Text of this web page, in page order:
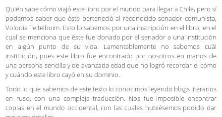
Quién sabe cómo viajó este libro por el mundo para llegar a Chile, pero sí
podemos saber que éste perteneció al reconocido senador comunista,
Volodia Teitelboim. Esto lo sabemos por una inscripción en el libro, en el
cual se menciona que éste fue donado por el senador a una institución
en algún punto de su vida. Lamentablemente no sabemos cuál
institución, pues este libro fue encontrado por nosotros en manos de
una persona sencilla y de avanzada edad que no logró recordar el cómo
y cuándo este libro cayó en su dominio.
Todo lo que sabemos de este texto lo conocimos leyendo blogs literarios
en ruso, con una compleja traducción. Nos fue imposible encontrar
copias en el mundo occidental, con las cuales hubiésemos podido dar